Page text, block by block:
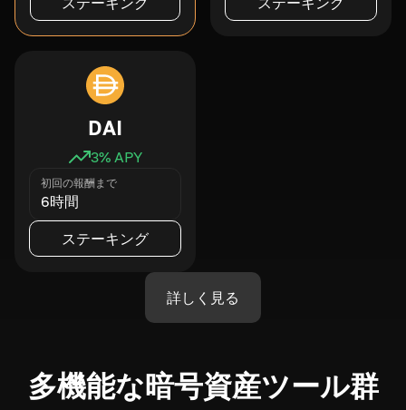
DAI
3% APY
初回の報酬まで
6時間
ステーキング
詳しく見る
多機能な暗号資産ツール群